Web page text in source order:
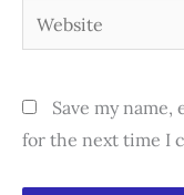
Website
Save my
for the next time I